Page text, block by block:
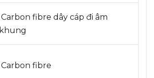
Carbon fibre dây cáp đi âm
khung
Carbon fibre